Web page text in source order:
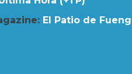
El Patio de